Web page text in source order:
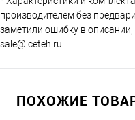
производителем без
заметили ошибку в
sale@iceteh.ru
ПОХОЖИЕ